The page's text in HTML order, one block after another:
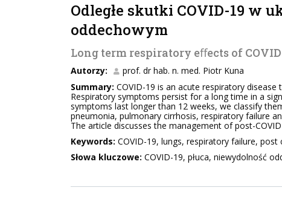
Odległe skutki COVID-19 w
oddechowym
Long term respiratory eﬀects of
Autorzy: prof. dr hab. n. med. Piotr Kuna
Summary: COVID-19 is an acute respiratory
Respiratory symptoms persist for a long time in a
symptoms last longer than 12 weeks, we classify
pneumonia, pulmonary cirrhosis, respiratory failure
The article discusses the management of post-
Keywords: COVID-19, lungs, respiratory failure, post
Słowa kluczowe: COVID-19, płuca, niewydolność